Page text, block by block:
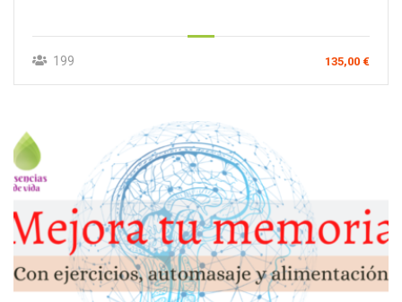
199 135,00 €